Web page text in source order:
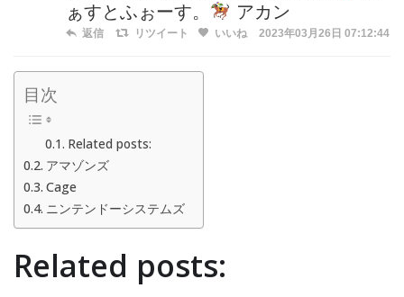
ぁすとふぉーす。
アカン
返信 リツイート いいね 2023年03月26日 07:12:44
目次
Related posts:
アマゾンズ
Cage
ニンテンドーシステムズ
Related posts: